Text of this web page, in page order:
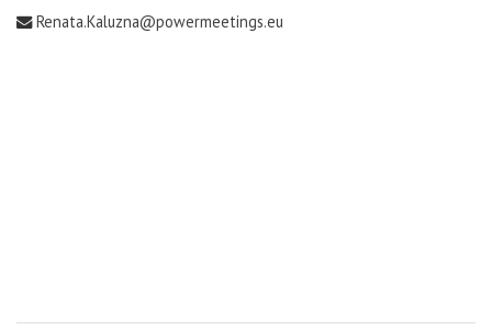
Renata.Kaluzna@powermeetings.eu